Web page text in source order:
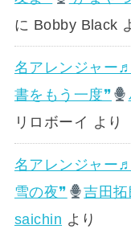
に Bobby Black
名アレンジャー♬
書をもう一度❞
リロボーイ より
名アレンジャー♬
雪の夜❞
吉田拓
saichin より